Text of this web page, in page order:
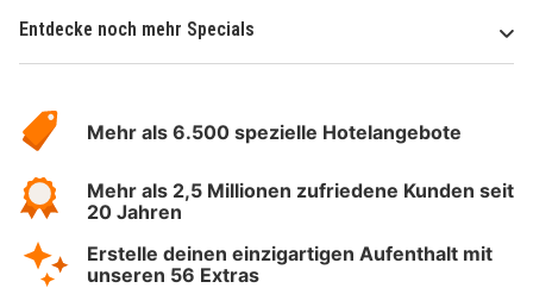
Entdecke noch mehr Specials
Hotelspecials
Mehr als 6.500 spezielle Hotelangebote
Mehr als 2,5 Millionen zufriedene Kunden seit
20 Jahren
Erstelle deinen einzigartigen Aufenthalt mit
unseren 56 Extras